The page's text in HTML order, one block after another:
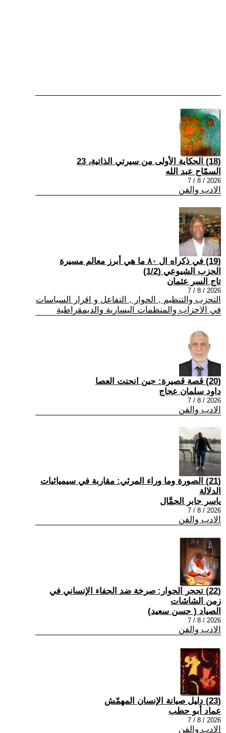
(18) الحكاية الأولى من سيرتي الذاتية، 23
السمّاح عبد الله
2026 / 8 / 7
الادب والفن
(19) في ذكراه ال ٨٠ ما هي أبرز معالم مسيرة
الحزب الشيوعي (1/2)
تاج السر عثمان
2026 / 8 / 7
التحزب والتنظيم , الحوار , التفاعل و اقرار السياسات
في الاحزاب والمنظمات اليسارية والديمقراطية
(20) قصة قصيرة: حين انحنت العصا
داود سلمان عجاج
2026 / 8 / 7
الادب والفن
(21) الصورة وما وراء المرئي: مقاربة في سيميائيات
الدلالة
ياسر جابر الجمَّال
2026 / 8 / 7
الادب والفن
(22) تحجر الحوار: صرخة ضد الجفاء الإنساني في
زمن الشاشات
الصياد ‏( حسن سعيد‏)
2026 / 8 / 7
الادب والفن
(23) دليل صيانة الإنسان المهمّش
عماد أبو حطب
2026 / 8 / 7
الادب والفن